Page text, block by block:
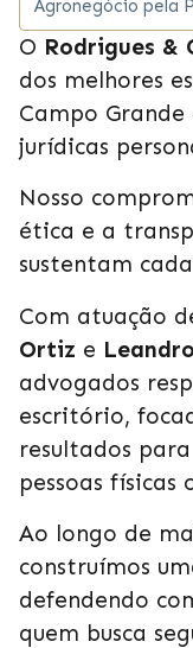
Agronegócio pela
O Rodrigues &
dos melhores
Campo Grande
jurídicas
Nosso
ética e a
sustentam
Com atuação
Ortiz e
advogados
escritório,
resultados
pessoas físicas
Ao longo de
construímos
defendendo
quem busca